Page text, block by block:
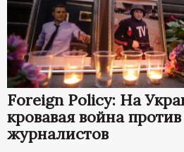
Foreign Policy: На
кровавая война против
журналистов